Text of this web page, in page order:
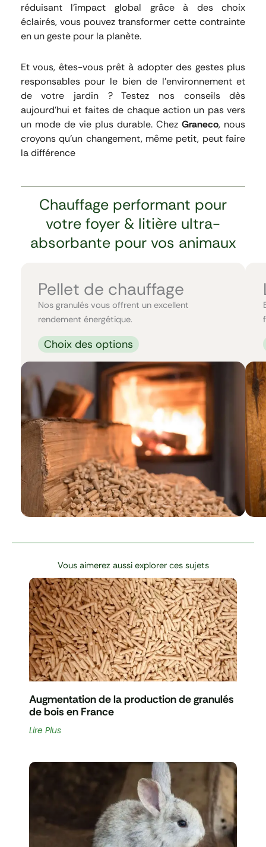
réduisant l’impact global grâce à des choix
éclairés, vous pouvez transformer cette contrainte
en un geste pour la planète.
Et vous, êtes-vous prêt à adopter des gestes plus
responsables pour le bien de l’environnement et
de votre jardin ? Testez nos conseils dès
aujourd’hui et faites de chaque action un pas vers
un mode de vie plus durable. ChezGraneco, nous
croyons qu’un changement, même petit, peut faire
la différence
Chauffage performant pour
votre foyer & litière ultra-
absorbante pour vos animaux
Pellet de chauffage
Nos granulés vous offrent un excellent
rendement énergétique.
Choix des options
Vous aimerez aussi explorer ces sujets
Augmentation de la production de granulés
de bois en France
Lire Plus